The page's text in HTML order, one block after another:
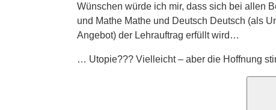
Wünschen würde ich mir, dass sich bei allen
und Mathe Mathe und Deutsch Deutsch (als
Angebot) der Lehrauftrag erfüllt wird…
… Utopie??? Vielleicht – aber die Hoffnung